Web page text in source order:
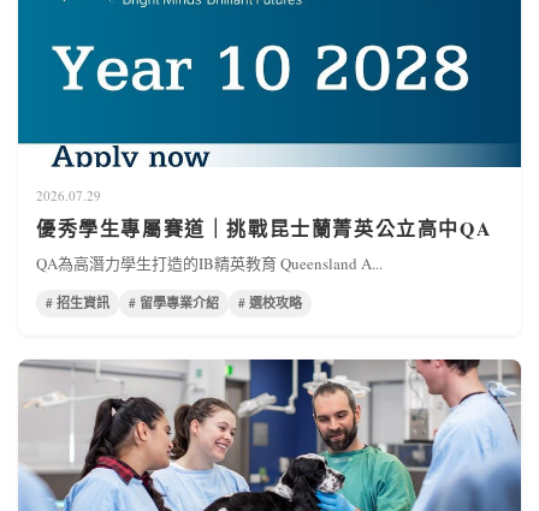
2026.07.29
優秀學生專屬賽道｜挑戰昆士蘭菁英公立高中QA
QA為高潛力學生打造的IB精英教育 Queensland A...
# 招生資訊 # 留學專業介紹 # 選校攻略